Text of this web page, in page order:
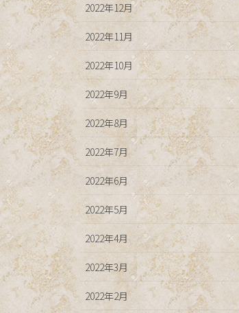
2022年12月
2022年11月
2022年10月
2022年9月
2022年8月
2022年7月
2022年6月
2022年5月
2022年4月
2022年3月
2022年2月